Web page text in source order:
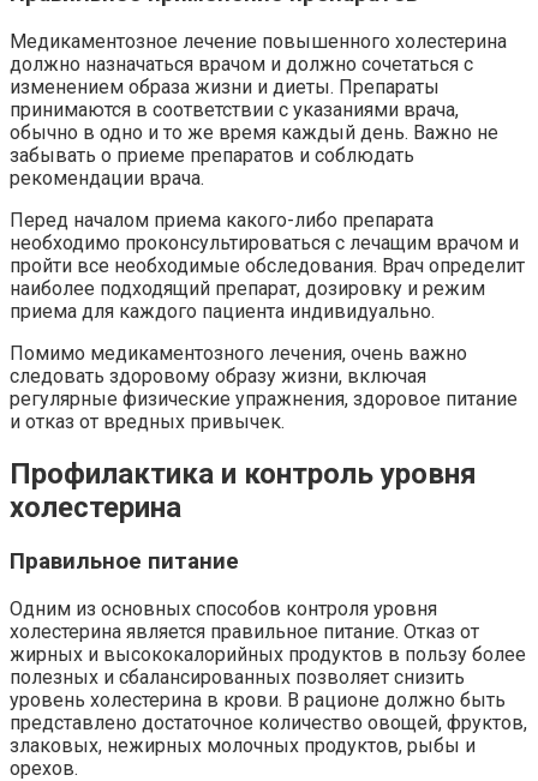
Медикаментозное лечение повышенного холестерина
должно назначаться врачом и должно сочетаться с
изменением образа жизни и диеты. Препараты
принимаются в соответствии с указаниями врача,
обычно в одно и то же время каждый день. Важно не
забывать о приеме препаратов и соблюдать
рекомендации врача.
Перед началом приема какого-либо препарата
необходимо проконсультироваться с лечащим врачом и
пройти все необходимые обследования. Врач определит
наиболее подходящий препарат, дозировку и режим
приема для каждого пациента индивидуально.
Помимо медикаментозного лечения, очень важно
следовать здоровому образу жизни, включая
регулярные физические упражнения, здоровое питание
и отказ от вредных привычек.
Профилактика и контроль уровня
холестерина
Правильное питание
Одним из основных способов контроля уровня
холестерина является правильное питание. Отказ от
жирных и высококалорийных продуктов в пользу более
полезных и сбалансированных позволяет снизить
уровень холестерина в крови. В рационе должно быть
представлено достаточное количество овощей, фруктов,
злаковых, нежирных молочных продуктов, рыбы и
орехов.